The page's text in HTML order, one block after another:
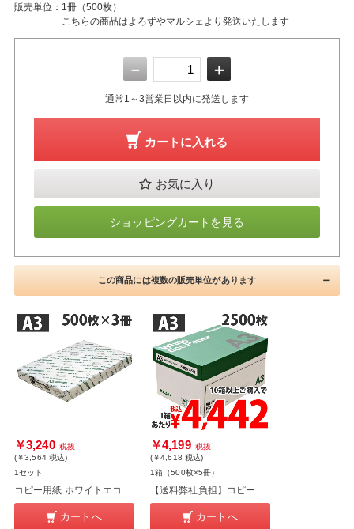
販売単位： 1冊（500枚）
こちらの商品はよろずやマルシェより発送いたします
－ ＋
通常1～3営業日以内に発送します
カートに入れる
お気に入り
ショッピングカートを見る
この商品には複数の販売単位があります
￥3,240 税抜
(￥3,564 税込)
1セット
カートへ
￥4,199 税抜
(￥4,618 税込)
1箱（500枚×5冊）
カートへ